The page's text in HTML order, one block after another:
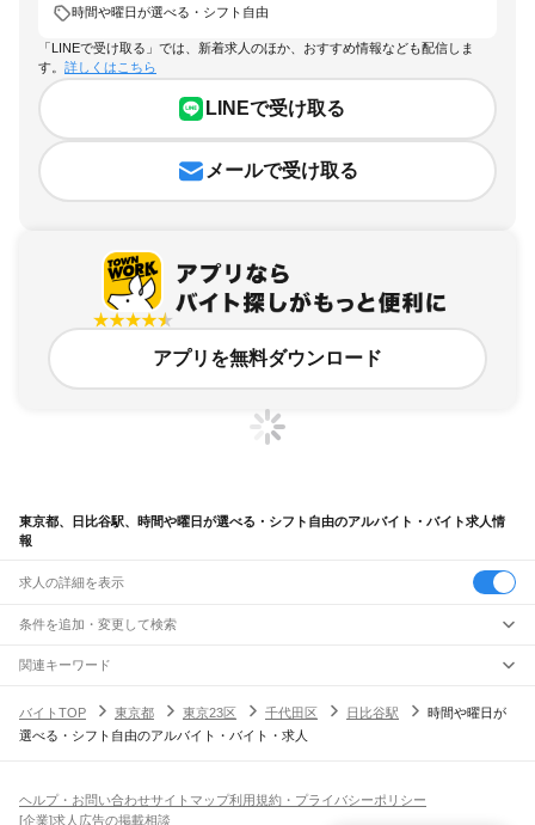
時間や曜日が選べる・シフト自由
「LINEで受け取る」では、新着求人のほか、おすすめ情報なども配信しま
す。 詳しくはこちら
LINEで受け取る
メールで受け取る
アプリを無料ダウンロード
東京都、日比谷駅、時間や曜日が選べる・シフト自由のアルバイト・バイト求人情
報
求人の詳細を表示
条件を追加・変更して検索
市区町村を追加・変更
東京都すべて
東京23区 すべて
江戸川区
駅を追加・変更
JR山手線
職種を追加・変更
飲食・フードサービスすべて
ホールスタッフキッチンスタッフ
人気
関連キーワード
バイトTOP
東京都 東京23区 千代田区 日比谷駅
時間や曜日が
選べる・シフト自由のアルバイト・バイト・求人
ヘルプ・お問い合わせサイトマップ利用規約・プライバシーポリシー
[企業]求人広告の掲載相談